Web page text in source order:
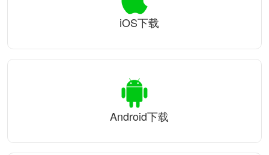
iOS下载
Android下载